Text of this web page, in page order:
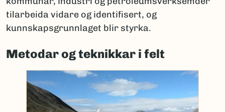
tilarbeida vidare og identifisert, og
kunnskapsgrunnlaget blir styrka.
Metodar og teknikkar i felt